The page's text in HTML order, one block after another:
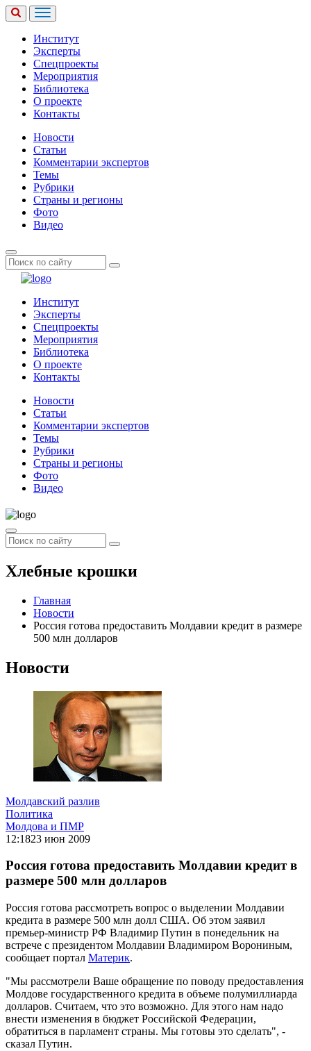
Институт
Эксперты
Спецпроекты
Мероприятия
Библиотека
О проекте
Контакты
Новости
Статьи
Комментарии экспертов
Темы
Рубрики
Страны и регионы
Фото
Видео
Институт
Эксперты
Спецпроекты
Мероприятия
Библиотека
О проекте
Контакты
Новости
Статьи
Комментарии экспертов
Темы
Рубрики
Страны и регионы
Фото
Видео
Хлебные крошки
Главная
Новости
Россия готова предоставить Молдавии кредит в размере
500 млн долларов
Новости
Молдавский разлив
Политика
Молдова и ПМР
12:1823 июн 2009
Россия готова предоставить Молдавии кредит в
размере 500 млн долларов
Россия готова рассмотреть вопрос о выделении Молдавии
кредита в размере 500 млн долл США. Об этом заявил
премьер-министр РФ Владимир Путин в понедельник на
встрече с президентом Молдавии Владимиром Ворониным,
сообщает портал Материк.
"Мы рассмотрели Ваше обращение по поводу предоставления
Молдове государственного кредита в объеме полумиллиарда
долларов. Считаем, что это возможно. Для этого нам надо
внести изменения в бюджет Российской Федерации,
обратиться в парламент страны. Мы готовы это сделать", -
сказал Путин.